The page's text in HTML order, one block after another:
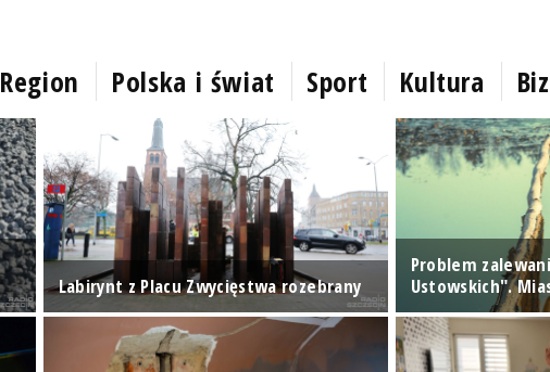
Region Polska i świat Sport Kultura
Labirynt z Placu Zwycięstwa rozebrany
Problem
Ustowskich".